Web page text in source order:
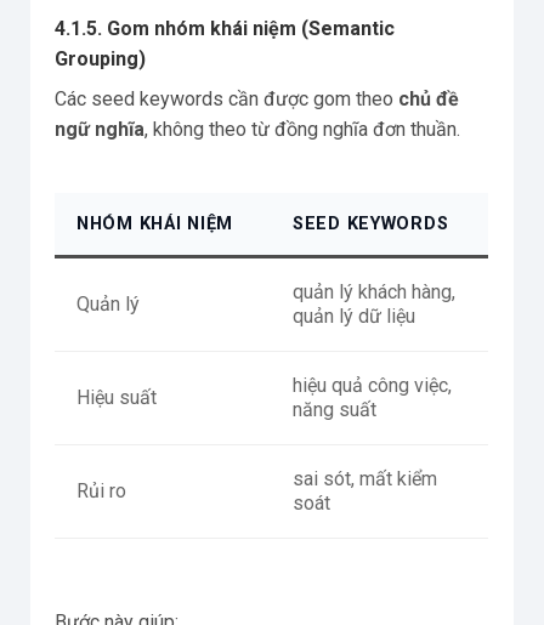
4.1.5. Gom nhóm khái niệm (Semantic
Grouping)
Các seed keywords cần được gom theo chủ đề
ngữ nghĩa, không theo từ đồng nghĩa đơn thuần.
NHÓM KHÁI NIỆM SEED KEYWORDS
Quản lý
quản lý khách hàng,
quản lý dữ liệu
Hiệu suất
hiệu quả công việc,
năng suất
Rủi ro
sai sót, mất kiểm
soát